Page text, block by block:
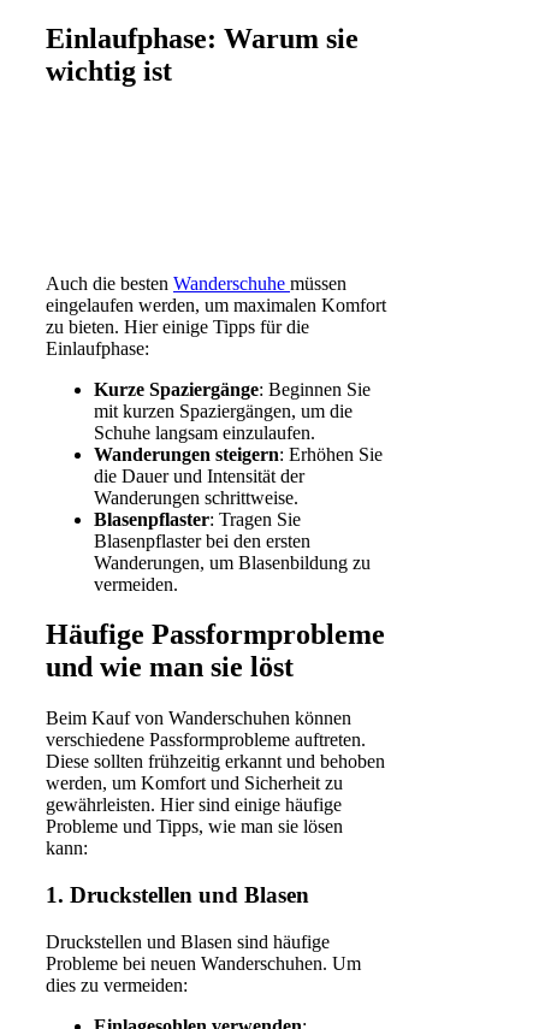
Einlaufphase: Warum sie
wichtig ist
Auch die besten Wanderschuhe müssen
eingelaufen werden, um maximalen Komfort
zu bieten. Hier einige Tipps für die
Einlaufphase:
Kurze Spaziergänge: Beginnen Sie
mit kurzen Spaziergängen, um die
Schuhe langsam einzulaufen.
Wanderungen steigern: Erhöhen Sie
die Dauer und Intensität der
Wanderungen schrittweise.
Blasenpflaster: Tragen Sie
Blasenpflaster bei den ersten
Wanderungen, um Blasenbildung zu
vermeiden.
Häufige Passformprobleme
und wie man sie löst
Beim Kauf von Wanderschuhen können
verschiedene Passformprobleme auftreten.
Diese sollten frühzeitig erkannt und behoben
werden, um Komfort und Sicherheit zu
gewährleisten. Hier sind einige häufige
Probleme und Tipps, wie man sie lösen
kann:
1. Druckstellen und Blasen
Druckstellen und Blasen sind häufige
Probleme bei neuen Wanderschuhen. Um
dies zu vermeiden: